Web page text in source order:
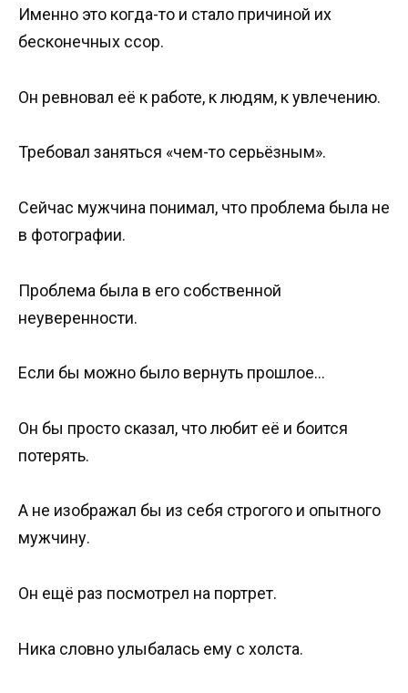
Именно это когда-то и стало причиной их
бесконечных ссор.
Он ревновал её к работе, к людям, к увлечению.
Требовал заняться «чем-то серьёзным».
Сейчас мужчина понимал, что проблема была не
в фотографии.
Проблема была в его собственной
неуверенности.
Если бы можно было вернуть прошлое…
Он бы просто сказал, что любит её и боится
потерять.
А не изображал бы из себя строгого и опытного
мужчину.
Он ещё раз посмотрел на портрет.
Ника словно улыбалась ему с холста.